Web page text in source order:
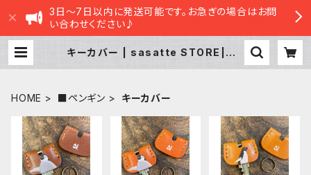
3日～7日以内に発送可能です。お急ぎの場合はお問
い合わせください♪
キーカバー | sasatte STORE|ささ
HOME ■ペンギン キーカバー